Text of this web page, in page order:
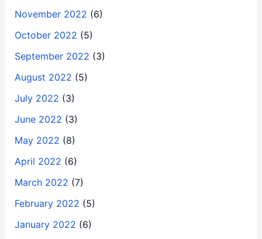
November 2022 (6)
October 2022 (5)
September 2022 (3)
August 2022 (5)
July 2022 (3)
June 2022 (3)
May 2022 (8)
April 2022 (6)
March 2022 (7)
February 2022 (5)
January 2022 (6)